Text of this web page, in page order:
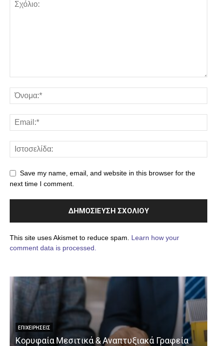
Save my name, email, and website in this browser for the
next time I comment.
This site uses Akismet to reduce spam. Learn how your
comment data is processed.
ΕΠΙΧΕΙΡΉΣΕΙΣ
Κορυφαία Μεσιτικά & Αναπτυξιακά Γραφεία